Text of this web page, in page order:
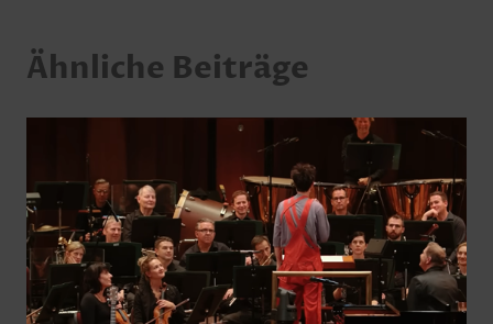
Ähnliche Beiträge